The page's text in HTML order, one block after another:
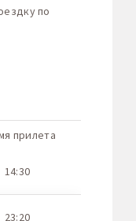
по
прилета
14:30
23:20